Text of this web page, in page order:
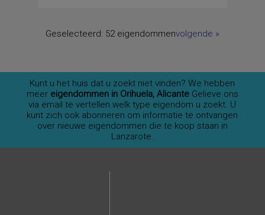
Geselecteerd: 52 eigendommenvolgende »
Kunt u het huis dat u zoekt niet vinden? We hebben
meer eigendommen in Orihuela, Alicante Gelieve ons
via email te vertellen welk type eigendom u zoekt. U
kunt zich ook abonneren om informatie te ontvangen
over nieuwe eigendommen die te koop staan in
Lanzarote.